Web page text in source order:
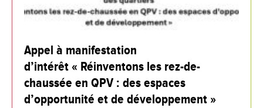
Appel à manifestation
d’intérêt « Réinventons les rez-de-
chaussée en QPV : des espaces
d’opportunité et de développement »